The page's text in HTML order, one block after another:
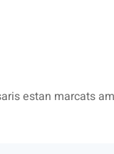
estan marcats